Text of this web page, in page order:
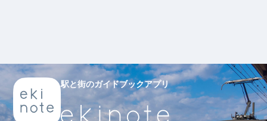
駅と街のガイドブックアプリ